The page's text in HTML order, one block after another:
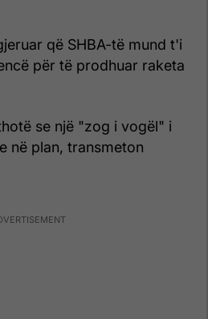
që SHBA-të mund t'i
për të prodhuar raketa
se një "zog i vogël" i
në plan, transmeton